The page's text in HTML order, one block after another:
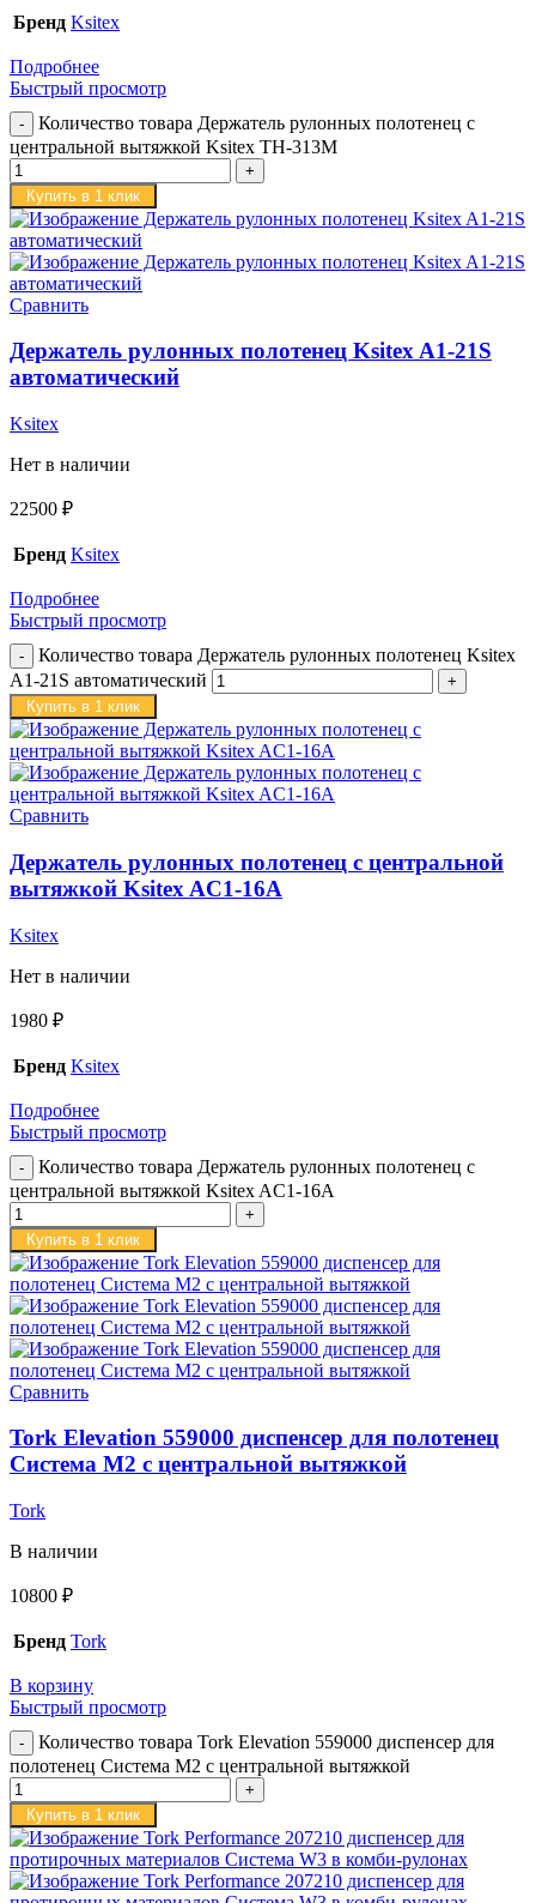
Бренд Ksitex
Подробнее
Быстрый просмотр
Количество товара Держатель рулонных полотенец с
центральной вытяжкой Ksitex TH-313M
Купить в 1 клик
Сравнить
Держатель рулонных полотенец Ksitex A1-21S
автоматический
Ksitex
Нет в наличии
22500 ₽
Бренд Ksitex
Подробнее
Быстрый просмотр
Количество товара Держатель рулонных полотенец Ksitex
A1-21S автоматический
Купить в 1 клик
Сравнить
Держатель рулонных полотенец с центральной
вытяжкой Ksitex AC1-16A
Ksitex
Нет в наличии
1980 ₽
Бренд Ksitex
Подробнее
Быстрый просмотр
Количество товара Держатель рулонных полотенец с
центральной вытяжкой Ksitex AC1-16A
Купить в 1 клик
Сравнить
Tork Elevation 559000 диспенсер для полотенец
Система M2 с центральной вытяжкой
Tork
В наличии
10800 ₽
Бренд Tork
В корзину
Быстрый просмотр
Количество товара Tork Elevation 559000 диспенсер для
полотенец Система M2 с центральной вытяжкой
Купить в 1 клик